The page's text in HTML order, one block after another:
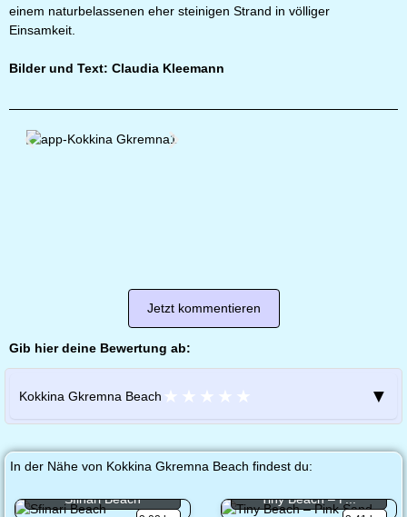
einem naturbelassenen eher steinigen Strand in völliger
Einsamkeit.
Bilder und Text: Claudia Kleemann
Jetzt kommentieren
Gib hier deine Bewertung ab:
Kokkina Gkremna Beach ★ ★ ★ ★ ★ ▼
In der Nähe von Kokkina Gkremna Beach findest du:
Sfinari Beach Tiny Beach – P...